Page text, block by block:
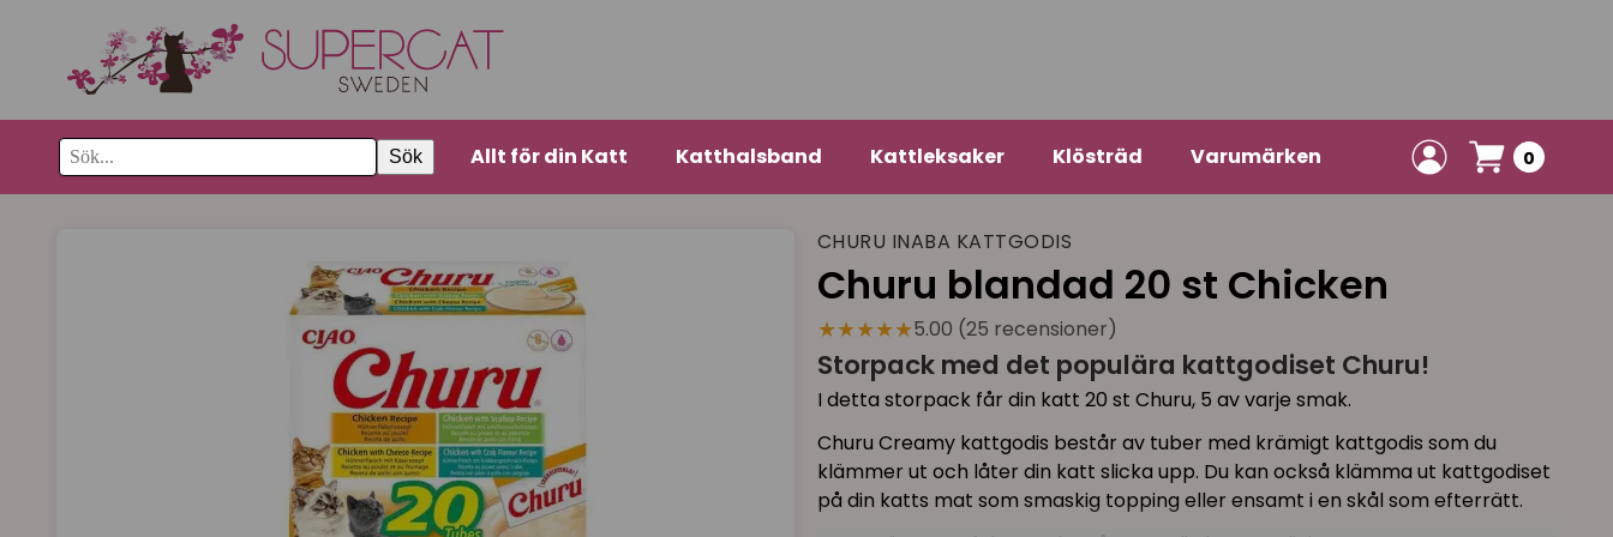
Sök Allt för din Katt Katthalsband Kattleksaker Klösträd Varumärken 0
CHURU INABA KATTGODIS
Churu blandad 20 st Chicken
★★★★★5.00 (25 recensioner)
Storpack med det populära kattgodiset Churu!
I detta storpack får din katt 20 st Churu, 5 av varje smak.
Churu Creamy kattgodis består av tuber med krämigt kattgodis som du
klämmer ut och låter din katt slicka upp. Du kan också klämma ut kattgodiset
på din katts mat som smaskig topping eller ensamt i en skål som efterrätt.